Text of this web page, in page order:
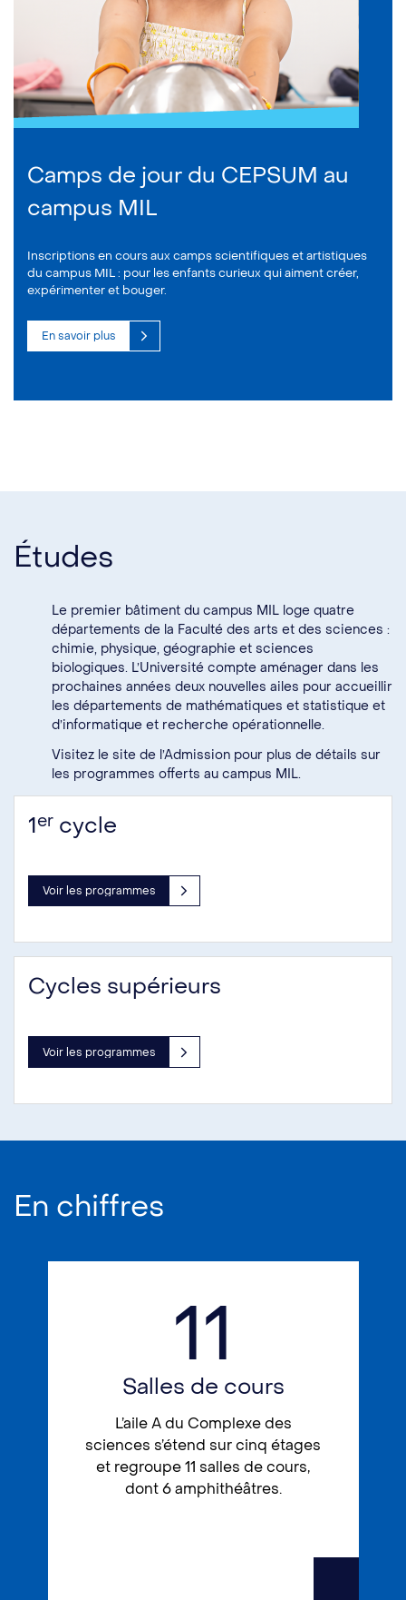
Camps de jour du CEPSUM au
campus MIL
Inscriptions en cours aux camps scientifiques et artistiques
du campus MIL : pour les enfants curieux qui aiment créer,
expérimenter et bouger.
En savoir plus
Études
Le premier bâtiment du campus MIL loge quatre
départements de la Faculté des arts et des sciences :
chimie, physique, géographie et sciences
biologiques. L’Université compte aménager dans les
prochaines années deux nouvelles ailes pour accueillir
les départements de mathématiques et statistiqueet
d’informatique et recherche opérationnelle.
Visitez le site de l’Admission pour plus de détails sur
les programmes offerts au campus MIL.
1er cycle
Voir les programmes
Cycles supérieurs
Voir les programmes
En chiffres
11
Salles de cours
L’aile A du Complexe des
sciences s’étend sur cinq étages
et regroupe 11 salles de cours,
dont 6 amphithéâtres.